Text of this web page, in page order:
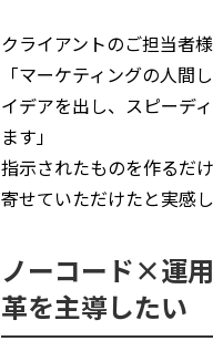
クライアントのご担当者
「マーケティングの人
イデアを出し、スピーデ
ます」
指示されたものを作るだ
寄せていただけたと実感し
ノーコード×運
革を主導したい